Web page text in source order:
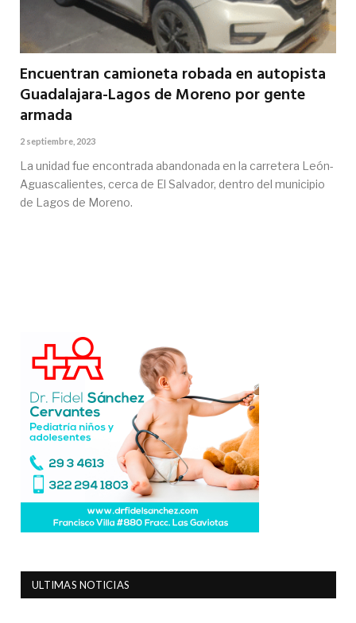
Encuentran camioneta robada en autopista
Guadalajara-Lagos de Moreno por gente
armada
2 septiembre, 2023
La unidad fue encontrada abandonada en la carretera León-
Aguascalientes, cerca de El Salvador, dentro del municipio
de Lagos de Moreno.
ULTIMAS NOTICIAS